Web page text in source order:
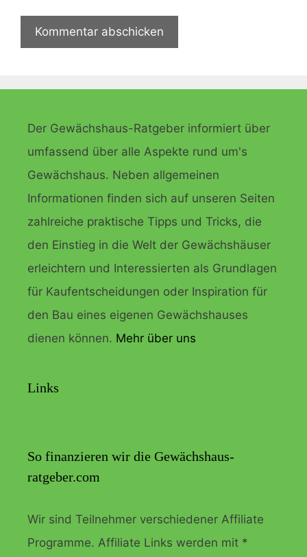
Der Gewächshaus-Ratgeber informiert über
umfassend über alle Aspekte rund um's
Gewächshaus. Neben allgemeinen
Informationen finden sich auf unseren Seiten
zahlreiche praktische Tipps und Tricks, die
den Einstieg in die Welt der Gewächshäuser
erleichtern und Interessierten als Grundlagen
für Kaufentscheidungen oder Inspiration für
den Bau eines eigenen Gewächshauses
dienen können. Mehr über uns
Links
So finanzieren wir die Gewächshaus-
ratgeber.com
Wir sind Teilnehmer verschiedener Affiliate
Programme. Affiliate Links werden mit *